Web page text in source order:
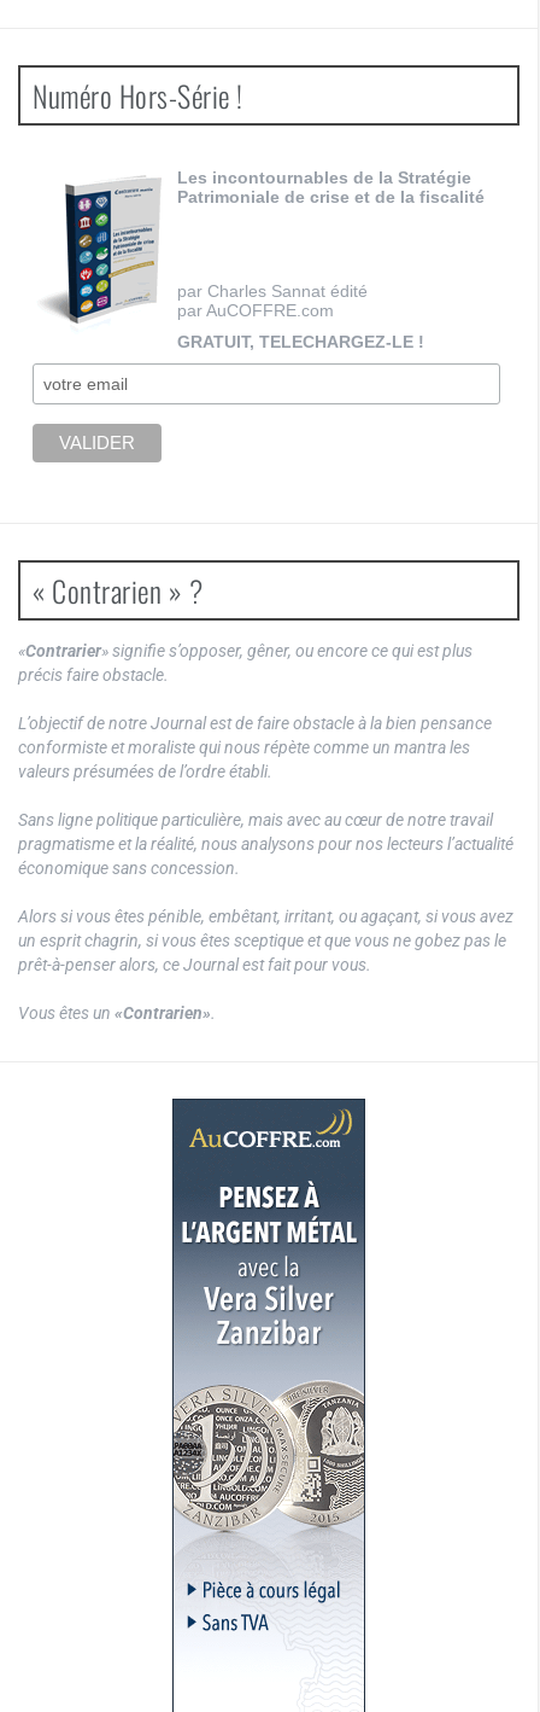
Numéro Hors-Série !
Les incontournables de la Stratégie
Patrimoniale de crise et de la fiscalité
par Charles Sannat édité
par AuCOFFRE.com
GRATUIT, TELECHARGEZ-LE !
« Contrarien » ?
«Contrarier» signifie s’opposer, gêner, ou encore ce qui est plus
précis faire obstacle.
L’objectif de notre Journal est de faire obstacle à la bien pensance
conformiste et moraliste qui nous répète comme un mantra les
valeurs présumées de l’ordre établi.
Sans ligne politique particulière, mais avec au cœur de notre travail
pragmatisme et la réalité, nous analysons pour nos lecteurs l’actualité
économique sans concession.
Alors si vous êtes pénible, embêtant, irritant, ou agaçant, si vous avez
un esprit chagrin, si vous êtes sceptique et que vous ne gobez pas le
prêt-à-penser alors, ce Journal est fait pour vous.
Vous êtes un «Contrarien».